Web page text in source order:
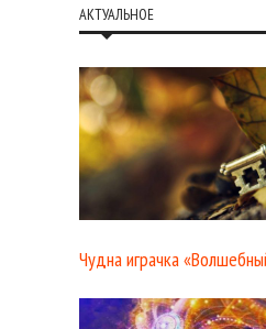
АКТУАЛЬНОЕ
Чудна играчка